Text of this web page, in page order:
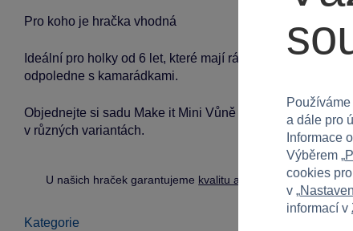
Pro koho je hračka vhodná
Ideální pro holky od 6 let, které mají rády kreativní
odpoledne s kamarádkami.
Objednejte si sadu Make it Mini Vůně a nechte svou
v různých variantách.
U našich hraček garantujeme kvalitu a bezpečnost.
Kategorie
a dále pro
Informace
Výběrem „
cookies
v „
informací v